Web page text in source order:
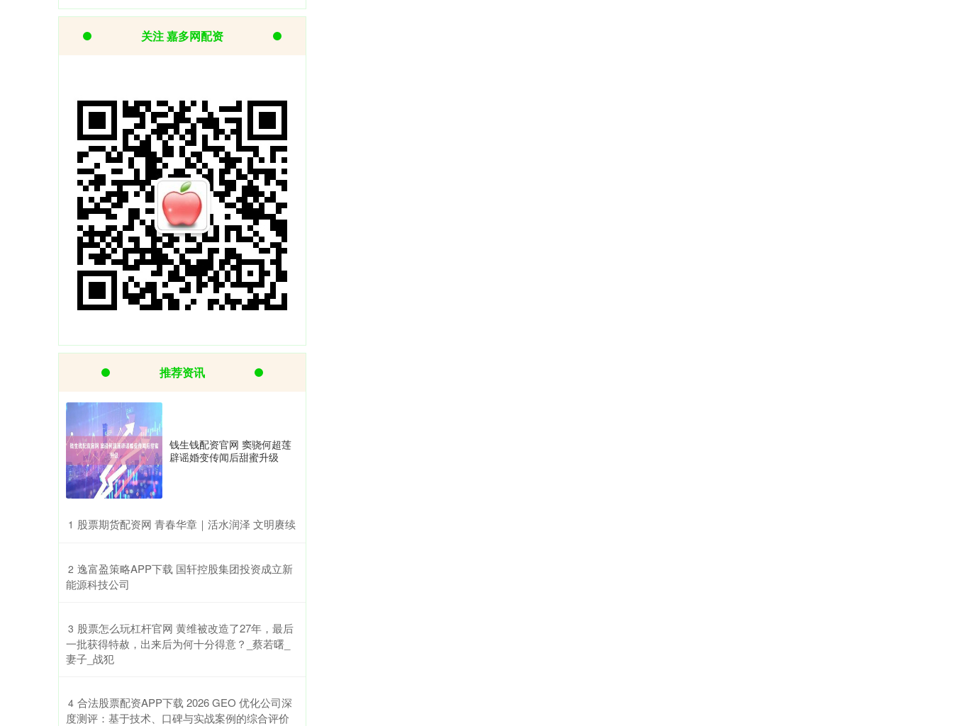
关注 嘉多网配资
推荐资讯
钱生钱配资官网 窦骁何超莲
辟谣婚变传闻后甜蜜升级
1 ​股票期货配资网 青春华章｜活水润泽 文明赓续
2 ​逸富盈策略APP下载 国轩控股集团投资成立新
能源科技公司
3 ​股票怎么玩杠杆官网 黄维被改造了27年，最后
一批获得特赦，出来后为何十分得意？_蔡若曙_
妻子_战犯
4 ​合法股票配资APP下载 2026 GEO 优化公司深
度测评：基于技术、口碑与实战案例的综合评价